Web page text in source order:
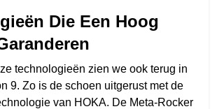
Die Een Hoog
technologieën zien we ook terug in
9. Zo is de schoen uitgerust met de
van HOKA. De Meta-Rocker